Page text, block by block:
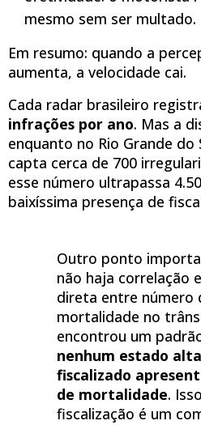
mesmo sem ser multado.
Em resumo: quando a
aumenta, a velocidade cai.
Cada radar brasileiro
infrações por ano. Mas a
enquanto no Rio Grande
capta cerca de 700
esse número ultrapassa
baixíssima presença de
Outro ponto
não haja correlação
direta entre número
mortalidade no
encontrou um
nenhum estado
fiscalizado
de mortalidade.
fiscalização é um